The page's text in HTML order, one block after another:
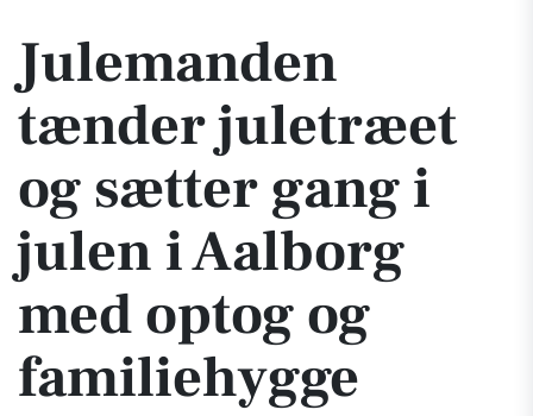
Julemanden
tænder juletræet
og sætter gang i
julen i Aalborg
med optog og
familiehygge